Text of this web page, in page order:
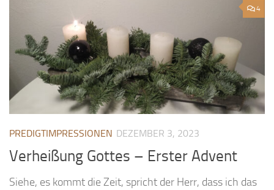
4
PREDIGTIMPRESSIONEN DEZEMBER 3, 2023
Verheißung Gottes – Erster Advent
Siehe, es kommt die Zeit, spricht der Herr, dass ich das